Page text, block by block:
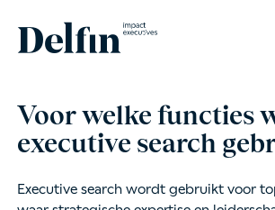
Voor welke functies
executive search
Executive search wordt gebruikt voor